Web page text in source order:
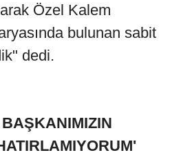
Özel Kalem
bulunan sabit
dedi.